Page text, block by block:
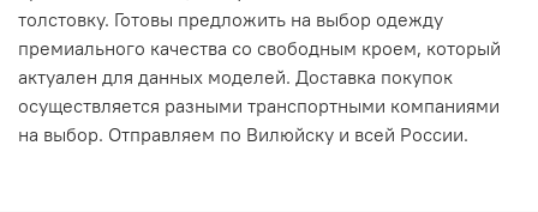
толстовку. Готовы предложить на выбор одежду
премиального качества со свободным кроем, который
актуален для данных моделей. Доставка покупок
осуществляется разными транспортными компаниями
на выбор. Отправляем по Вилюйску и всей России.